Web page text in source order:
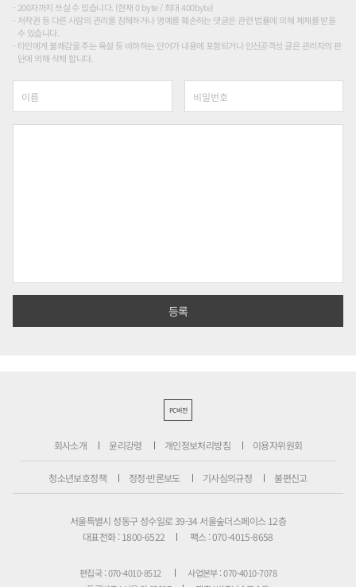
200자까지 쓰실 수 있습니다. (현재 0 byte / 최대 400byte)
저작권 등 다른 사람의 권리를 침해하거나 명예를 훼손하는 댓글은 관련 법률에 의해 제재를 받을
수 있습니다.
타인에게 불쾌감을 주는 욕설 등 비하하는 단어가 내용에 포함되거나 인신공격성 글은 관리자의 판
단에 의해 삭제 합니다.
PC버전
회사소개 윤리강령 개인정보처리방침 이용자위원회
청소년보호정책 정정·반론보도 기사심의규정 불편신고
서울특별시 성동구 성수일로 39-34 서울숲더스페이스 12층
대표전화 : 1800-6522
팩스 : 070-4015-8658
편집국 : 070-4010-8512
사업본부 : 070-4010-7078